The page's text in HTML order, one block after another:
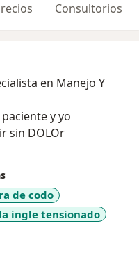
Consultorios
y yo
de vida y vivir sin DOLOr
de codo
ingle tensionado